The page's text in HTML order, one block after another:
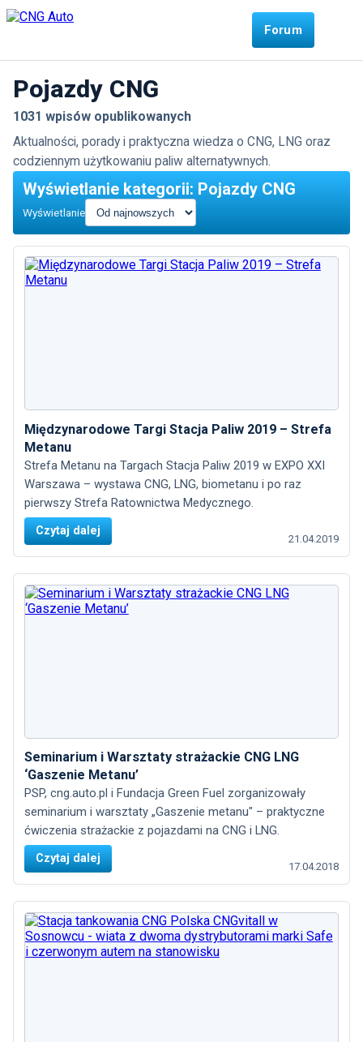
Forum
Pojazdy CNG
1031 wpisów opublikowanych
Aktualności, porady i praktyczna wiedza o CNG, LNG oraz
codziennym użytkowaniu paliw alternatywnych.
Wyświetlanie kategorii: Pojazdy CNG
Wyświetlanie
Międzynarodowe Targi Stacja Paliw 2019 – Strefa
Metanu
Strefa Metanu na Targach Stacja Paliw 2019 w EXPO XXI
Warszawa – wystawa CNG, LNG, biometanu i po raz
pierwszy Strefa Ratownictwa Medycznego.
Czytaj dalej
21.04.2019
Seminarium i Warsztaty strażackie CNG LNG
‘Gaszenie Metanu’
PSP, cng.auto.pl i Fundacja Green Fuel zorganizowały
seminarium i warsztaty „Gaszenie metanu" – praktyczne
ćwiczenia strażackie z pojazdami na CNG i LNG.
Czytaj dalej
17.04.2018